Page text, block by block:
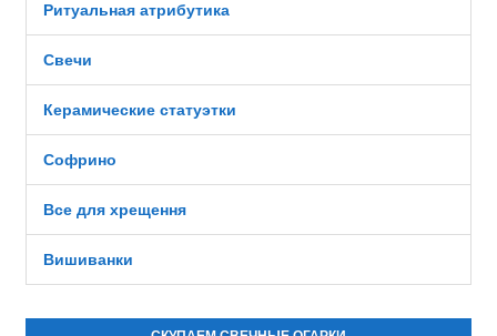
Ритуальная атрибутика
Свечи
Керамические статуэтки
Софрино
Все для хрещення
Вишиванки